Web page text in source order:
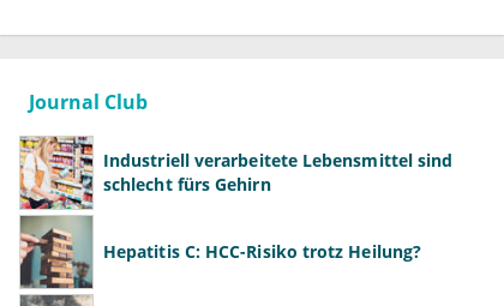
Journal Club
Industriell verarbeitete Lebensmittel sind
schlecht fürs Gehirn
Hepatitis C: HCC-Risiko trotz Heilung?